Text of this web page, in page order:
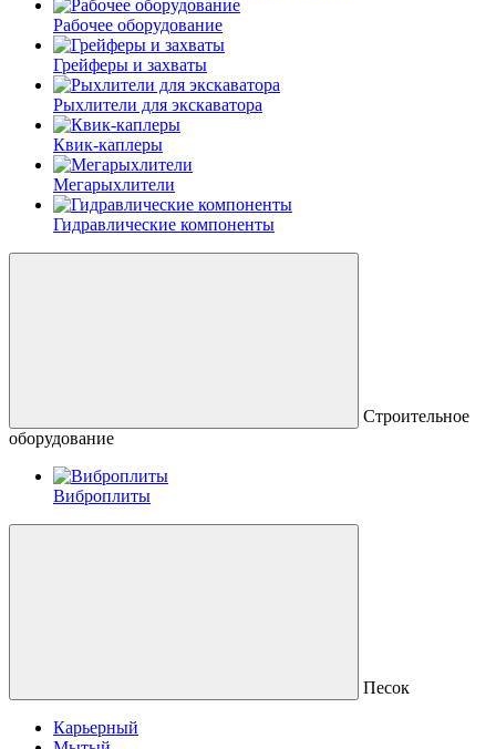
Рабочее оборудование
Грейферы и захваты
Рыхлители для экскаватора
Квик-каплеры
Мегарыхлители
Гидравлические компоненты
Строительное
оборудование
Виброплиты
Песок
Карьерный